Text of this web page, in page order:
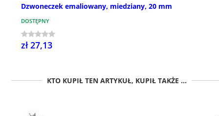
Dzwoneczek emaliowany, miedziany, 20 mm
DOSTĘPNY
zł 27,13
KTO KUPIŁ TEN ARTYKUŁ, KUPIŁ TAKŻE ...